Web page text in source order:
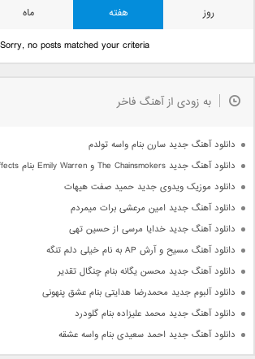
روز هفته ماه
Sorry, no posts matched your criteria.
به زودی از آهنگ فاخر
دانلود آهنگ جدید سارن بنام واسه تولدم
دانلود آهنگ جدید The Chainsmokers و Emily Warren بنام Side Effects
دانلود موزیک ویدوی جدید حمید صفت هیهات
دانلود آهنگ جدید امین مرعشی برات میمردم
دانلود آهنگ جدید خدایا مرسی از حسین تهی
دانلود آهنگ مسیح و آرش AP به نام خیلی دلم تنگه
دانلود آهنگ جدید محسن یگانه بنام چنگال تقدیر
دانلود آلبوم جدید محمدرضا هدایتی بنام عشق پنهونی
دانلود آهنگ جدید محمد علیزاده بنام گلودرد
دانلود آهنگ جدید احمد سعیدی بنام واسه عشقه